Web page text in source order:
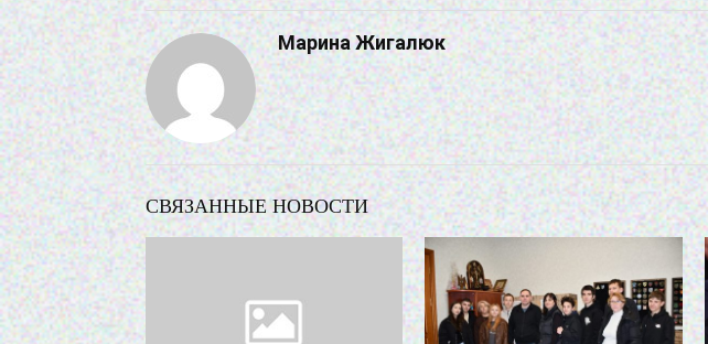
Марина Жигалюк
СВЯЗАННЫЕ НОВОСТИ